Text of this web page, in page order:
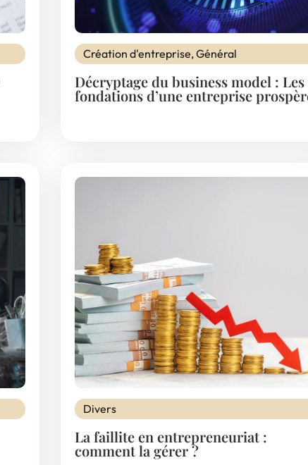
Création d'entreprise,Général
Décryptage du business model : Les
fondations d’une entreprise
Divers
La faillite en entrepreneuriat :
comment la gérer ?